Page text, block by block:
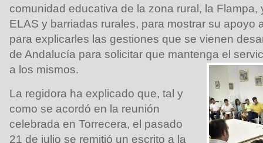
comunidad educativa de la zona rural, la Flampa,
ELAS y barriadas rurales, para mostrar su apoyo
para explicarles las gestiones que se vienen
de Andalucía para solicitar que mantenga el
a los mismos.
La regidora ha explicado que, tal y
como se acordó en la reunión
celebrada en Torrecera, el pasado
21 de julio se remitió un escrito a la